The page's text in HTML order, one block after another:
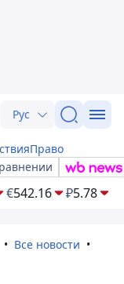
Рус
Право
€542.16 ₽5.78
Все новости